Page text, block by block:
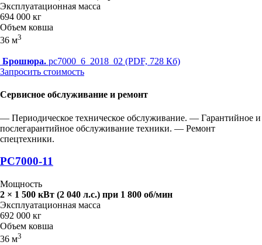
Эксплуатационная масса
694 000 кг
Объем ковша
36 м3
Брошюра. pc7000_6_2018_02 (PDF, 728 Кб)
Запросить стоимость
Сервисное обслуживание и ремонт
— Периодическое техническое обслуживание. — Гарантийное и
послегарантийное обслуживание техники. — Ремонт
спецтехники.
PC7000-11
Мощность
2 × 1 500 кВт (2 040 л.с.) при 1 800 об/мин
Эксплуатационная масса
692 000 кг
Объем ковша
36 м3